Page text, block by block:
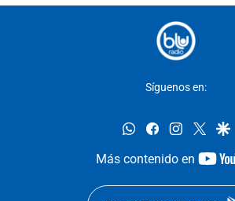
Síguenos en:
whatsappfacebookinstagram
twitter
Más contenido en